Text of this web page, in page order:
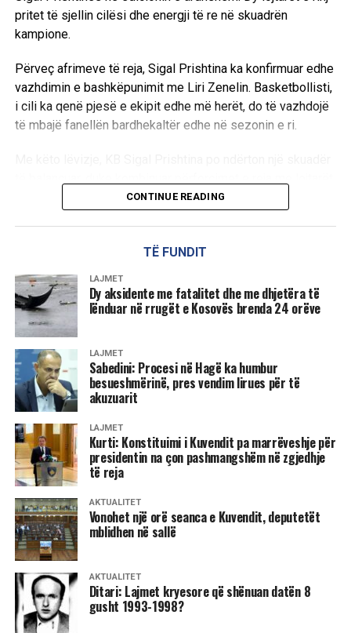
pritet të sjellin cilësi dhe energji të re në skuadrën
kampione.
Përveç afrimeve të reja, Sigal Prishtina ka konfirmuar edhe
vazhdimin e bashkëpunimit me Liri Zenelin. Basketbollisti,
i cili ka qenë pjesë e ekipit edhe më herët, do të vazhdojë
të mbajë fanellën bardhekaltër edhe në sezonin e ri.
që tashmë e njohin ambientin e klubit.
D.L
CONTINUE READING
TË FUNDIT
LAJMET
Dy aksidente me fatalitet dhe me dhjetëra të
lënduar në rrugët e Kosovës brenda 24 orëve
LAJMET
Sabedini: Procesi në Hagë ka humbur
besueshmërinë, pres vendim lirues për të
akuzuarit
LAJMET
Kurti: Konstituimi i Kuvendit pa marrëveshje për
presidentin na çon pashmangshëm në zgjedhje
të reja
AKTUALITET
Vonohet një orë seanca e Kuvendit, deputetët
mblidhen në sallë
AKTUALITET
Ditari: Lajmet kryesore që shënuan datën 8
gusht 1993-1998?